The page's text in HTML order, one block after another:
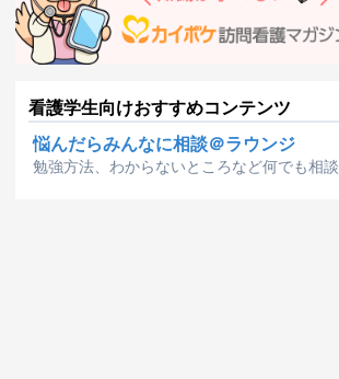
看護学生向けおすすめコンテンツ
悩んだらみんなに相談＠ラウンジ
勉強方法、わからないところなど何でも相談